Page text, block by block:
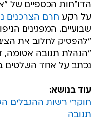
הדו"חות הכספיים של
על רקע חרם הצרכנים
שבועיים. המפגינים
"להפסיק לחלוב את
"הנהלת תנובה אטומה,
נכתב על אחד השלטים
עוד בנושא:
חוקרי רשות ההגבלים
תנובה